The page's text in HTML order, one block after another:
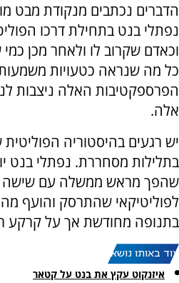
הדברים נכתבים מנקודת מבט
נפתלי בנט בתחילת דרכו
וכאדם שקרוב לו ולאחר מכן
כל מה שנראה כטעויות
הפרספקטיבות האלה ניצבות
אלה.
יש רגעים בהיסטוריה הפוליטית
בתלילות מסחררת. נפתלי בנט
שהפך מראש ממשלה עם שישה
לפוליטיקאי שהתרסק והועף
בתנופה מחודשת אך על קרקע
עוד באותו נושא:
איזנקוט עקץ את בנט על קטאר